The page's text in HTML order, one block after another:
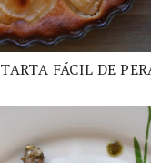
TARTA FÁCIL DE